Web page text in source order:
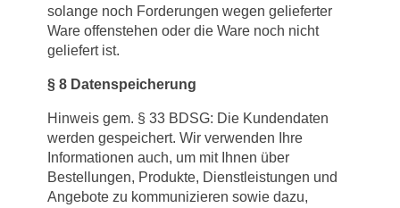
solange noch Forderungen wegen gelieferter
Ware offenstehen oder die Ware noch nicht
geliefert ist.
§ 8 Datenspeicherung
Hinweis gem. § 33 BDSG: Die Kundendaten
werden gespeichert. Wir verwenden Ihre
Informationen auch, um mit Ihnen über
Bestellungen, Produkte, Dienstleistungen und
Angebote zu kommunizieren sowie dazu,